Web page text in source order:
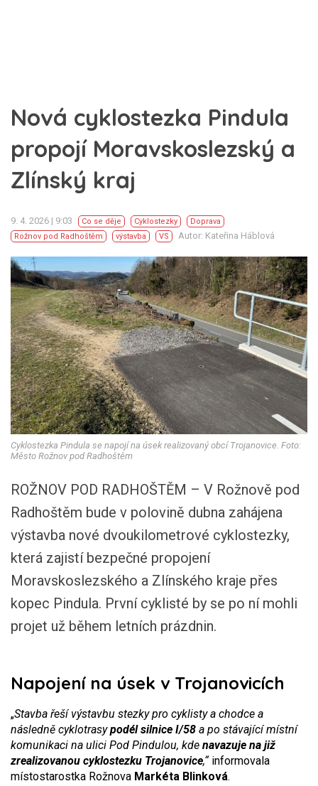
Nová cyklostezka Pindula
propojí Moravskoslezský a
Zlínský kraj
9. 4. 2026 | 9:03 Co se děje Cyklostezky
Doprava
Rožnov pod Radhoštěm
výstavba VS Autor: Kateřina Háblová
Cyklostezka Pindula se napojí na úsek realizovaný obcí Trojanovice. Foto:
Město Rožnov pod Radhoštěm
ROŽNOV POD RADHOŠTĚM – V Rožnově pod
Radhoštěm bude v polovině dubna zahájena
výstavba nové dvoukilometrové cyklostezky,
která zajistí bezpečné propojení
Moravskoslezského a Zlínského kraje přes
kopec Pindula. První cyklisté by se po ní mohli
projet už během letních prázdnin.
Napojení na úsek v Trojanovicích
„Stavba řeší výstavbu stezky pro cyklisty a chodce a
následně cyklotrasypodél silnice I/58 a po stávající místní
komunikaci na ulici Pod Pindulou, kde navazuje na již
zrealizovanou cyklostezku Trojanovice,“informovala
místostarostka Rožnova Markéta Blinková.